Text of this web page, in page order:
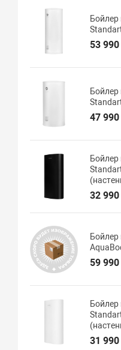
Бойлер
53
Бойлер
47 990
Бойлер
32 990
Бойлер
59
Бойлер
31 990